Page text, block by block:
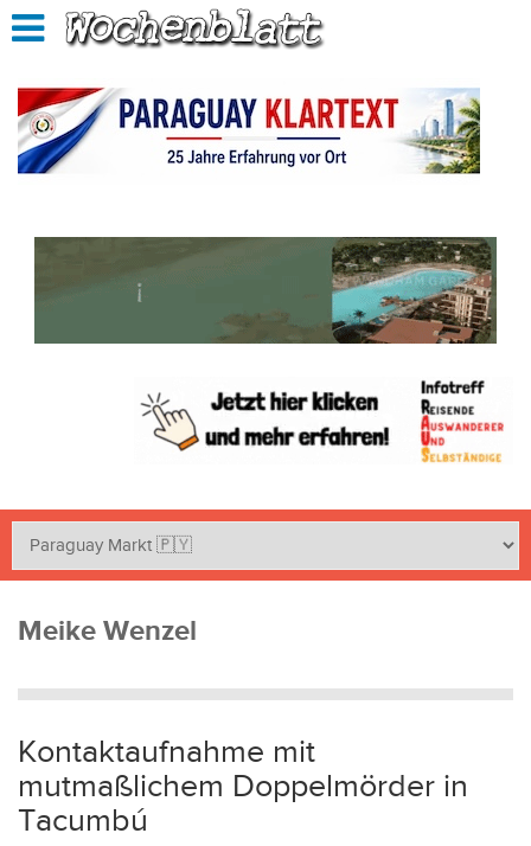
Meike Wenzel
Kontaktaufnahme mit
mutmaßlichem Doppelmörder in
Tacumbú